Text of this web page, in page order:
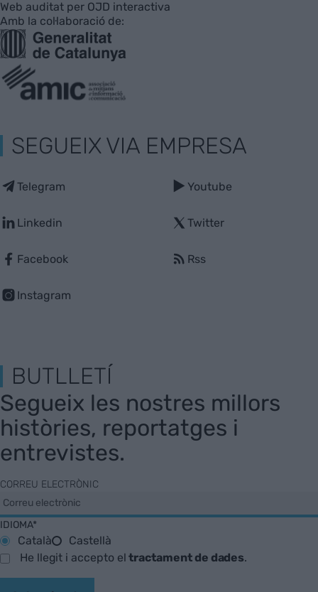
Web auditat per OJD interactiva
Amb la col·laboració de:
SEGUEIX VIA EMPRESA
Telegram
Linkedin
Facebook
Instagram
Youtube
Twitter
Rss
BUTLLETÍ
Segueix les nostres millors
històries, reportatges i
entrevistes.
CORREU ELECTRÒNIC
IDIOMA*
Català
Castellà
He llegit i accepto eltractament de dades.